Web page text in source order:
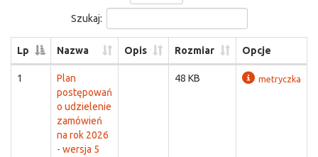
Szukaj:
Lp Nazwa Opis Rozmiar Opcje
1
Plan
postępowań
o udzielenie
zamówień
na rok 2026
- wersja 5
48 KB metryczka